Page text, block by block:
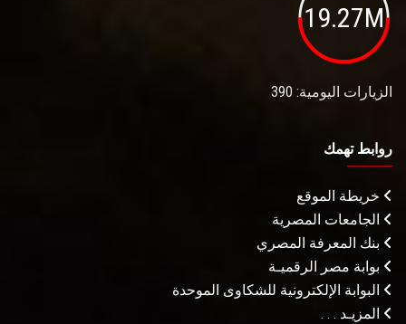
19.27M
الزيارات اليومية: 390
روابط تهمك
خريطة الموقع
الجامعات المصرية
بنك المعرفة المصري
بوابة مصر الرقميـة
البوابة الإلكترونية للشكاوى الموحدة
المزيـد . . .